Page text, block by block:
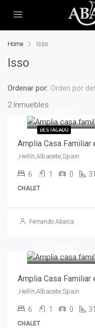
Home Isso
Isso
2 Inmuebles
Ordenar por: Orden por
DESTACADO
Amplia Casa
,Hellín,Albacete,Spain
6 1 0
CHALET
Fernando Abarca
Amplia Casa
,Hellín,Albacete,Spain
6 1 0
CHALET